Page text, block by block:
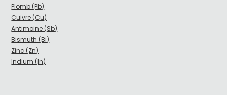
Plomb (Pb)
Cuivre (Cu)
Antimoine (Sb)
Bismuth (Bi)
Zinc (Zn)
Indium (In)